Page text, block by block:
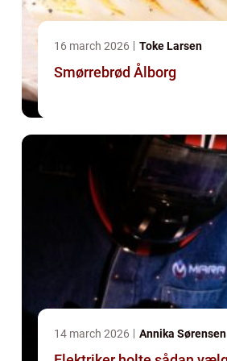
16 march 2026 Toke Larsen
Smørrebrød Ålborg
14 march 2026 Annika Sørensen